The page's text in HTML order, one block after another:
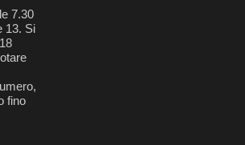
7.30
13. Si
fino